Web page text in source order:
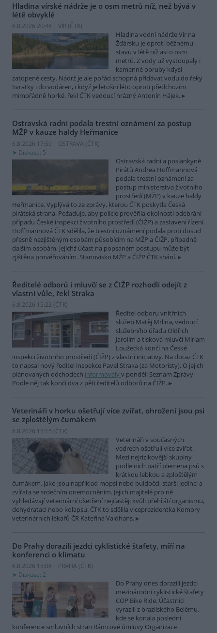
Hladina vírské nádrže je o osm metrů níž, než bývá v
létě obvyklé
6.8.2026 20:48 | VÍR (ČTK)
Hladina vodní nádrže Vír na
Žďársku je oproti běžnému
stavu v létě níž asi o osm
metrů. Z vody už vystoupaly i
kamenné obruby kdysi
zatopené cesty. Nádrž je ale pořád schopná přidávat vodu do řeky
Svratky i do vodáren, i když je letošní léto oproti předchozím
mimořádně horké, řekl ČTK vedoucí hrázný Antonín Hájek.
Ostravská radní podala trestní oznámení za postup
MŽP v kauze haldy Heřmanice
6.8.2026 17:50 | OSTRAVA (ČTK)
Diskuse: 5
Ostravská radní a poslankyně
Pirátů Andrea Hoffmannová
podala trestní oznámení za
postup ministerstva životního
prostředí (MŽP) v kauze haldy
Heřmanice. Vyplývá to ze zprávy, kterou ČTK poskytla Česká
pirátská strana. Požaduje, aby policie prověřila okolnosti odebrání
případu České inspekci životního prostředí (ČIŽP) a zastavení řízení.
Hoffmannová ČTK sdělila, že trestní oznámení podala proti dosud
přesně nezjištěným osobám působícím na MŽP a ČIŽP, případně
dalším osobám, jejichž účast na popsaném postupu může být
zjištěna prověřováním. Stanovisko MŽP a ČIŽP ČTK shání.
Ředitelé odborů i mluvčí se z ČIŽP rozhodli odejít z
vlastní vůle, řekl Straka
6.8.2026 15:22 (ČTK)
Ředitel odboru vnitřních
služeb Matěj Mrlina, vedoucí
služebního úřadu Oldřich
Jarolím a tisková mluvčí Miriam
Loužecká končí na České
inspekci životního prostředí (ČIŽP) z vlastní iniciativy. Na dotaz ČTK
to napsal nový ředitel inspekce Pavel Straka (za Motoristy). O jejich
plánovaných odchodech informovaly v pondělí Seznam Zprávy.
Podle něj tak končí dva z pěti ředitelů odborů na ČIŽP.
Veterináři v horku ošetřují více zvířat, ohrožení jsou psi
se zploštělým čumákem
6.8.2026 15:15 (ČTK)
Veterináři v současných
vedrech ošetřují více zvířat.
Mezi nejrizikovější skupiny
podle nich patří plemena psů s
krátkou lebkou a zploštělým
čumákem, jako jsou například mopsi nebo buldočci, starší jedinci a
zvířata se srdečním onemocněním. Jejich majitelé pro ně
vyhledávají veterinární ošetření nejčastěji kvůli přehřátí organismu,
dehydrataci nebo kolapsu. ČTK to sdělila viceprezidentka Komory
veterinárních lékařů ČR Kateřina Valdhans.
Do Prahy dorazili jezdci cyklistické štafety, míří na
konferenci o klimatu
6.8.2026 15:08 | PRAHA (ČTK)
Diskuse: 2
Do Prahy dnes dorazili jezdci
mezinárodní cyklistické štafety
COP Bike Ride. Účastníci
vyrazili z brazilského Belému,
kde se konala poslední
konference smluvních stran Rámcové úmluvy Organizace